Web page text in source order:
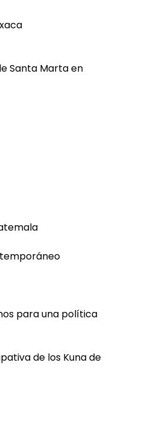
Santa Marta en
para una política
de los Kuna de